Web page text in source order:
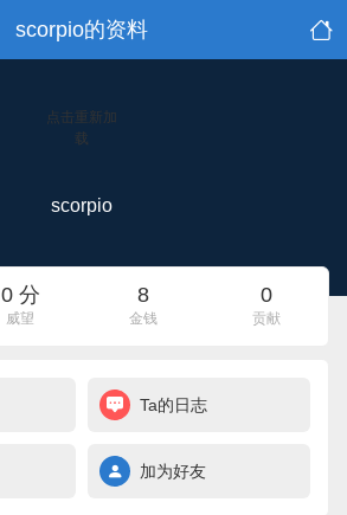
scorpio的资料
点击重新加
载
scorpio
0 分
威望
8
金钱
0
贡献
Ta的日志
加为好友